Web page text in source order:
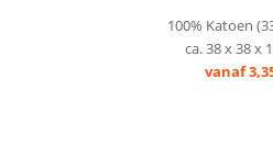
100% Katoen
ca. 38 x 38 x
vanaf